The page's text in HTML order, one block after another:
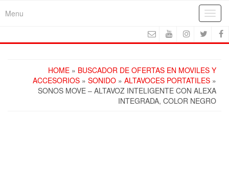
Menu
HOME » BUSCADOR DE OFERTAS EN MOVILES Y
ACCESORIOS » SONIDO » ALTAVOCES PORTATILES »
SONOS MOVE – ALTAVOZ INTELIGENTE CON ALEXA
INTEGRADA, COLOR NEGRO